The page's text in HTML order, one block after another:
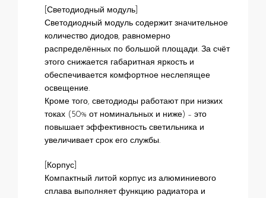
[Светодиодный модуль]
Светодиодный модуль содержит значительное
количество диодов, равномерно
распределённых по большой площади. За счёт
этого снижается габаритная яркость и
обеспечивается комфортное неслепящее
освещение.
Кроме того, светодиоды работают при низких
токах (50% от номинальных и ниже) – это
повышает эффективность светильника и
увеличивает срок его службы.
[Корпус]
Компактный литой корпус из алюминиевого
сплава выполняет функцию радиатора и